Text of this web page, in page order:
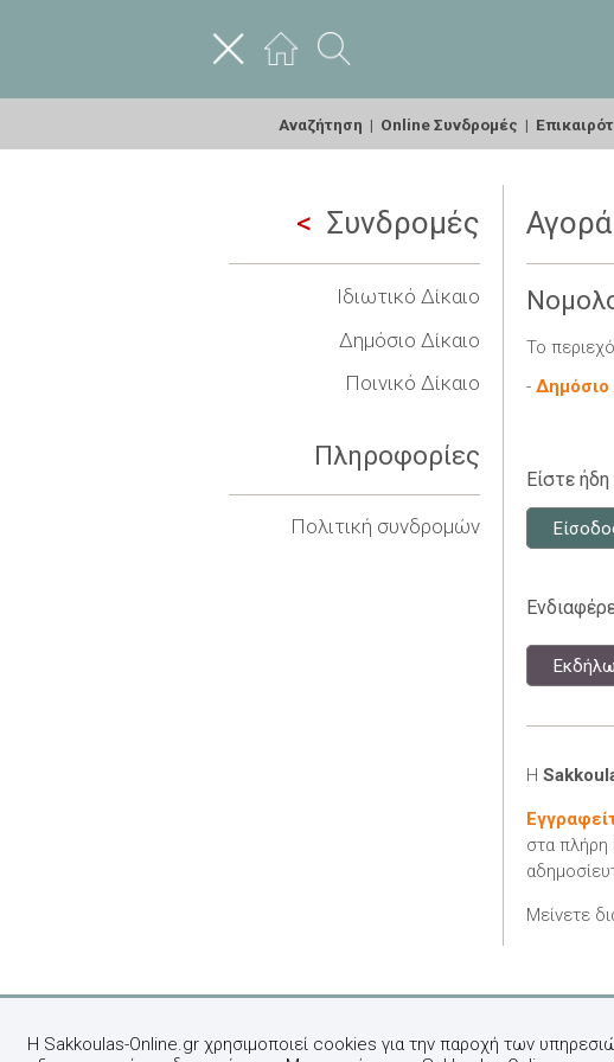
Αναζήτηση | Online Συνδρομές |
Συνδρομές
Ιδιωτικό Δίκαιο
Δημόσιο Δίκαιο
Ποινικό Δίκαιο
Πληροφορίες
Πολιτική συνδρομών
Το
- Δημόσιο
Είστε
Η
στα πλήρη
Μείνετε
Η Sakkoulas-Online.gr χρησιμοποιεί cookies για την παροχή των